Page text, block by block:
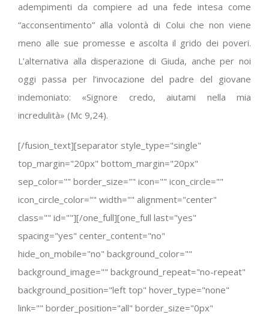
adempimenti da compiere ad una fede intesa come
“acconsentimento” alla volontà di Colui che non viene
meno alle sue promesse e ascolta il grido dei poveri.
L’alternativa alla disperazione di Giuda, anche per noi
oggi passa per l’invocazione del padre del giovane
indemoniato: «Signore credo, aiutami nella mia
incredulità» (Mc 9,24).
[/fusion_text][separator style_type="single"
top_margin="20px" bottom_margin="20px"
sep_color="" border_size="" icon="" icon_circle=""
icon_circle_color="" width="" alignment="center"
class="" id=""][/one_full][one_full last="yes"
spacing="yes" center_content="no"
hide_on_mobile="no" background_color=""
background_image="" background_repeat="no-repeat"
background_position="left top" hover_type="none"
link="" border_position="all" border_size="0px"